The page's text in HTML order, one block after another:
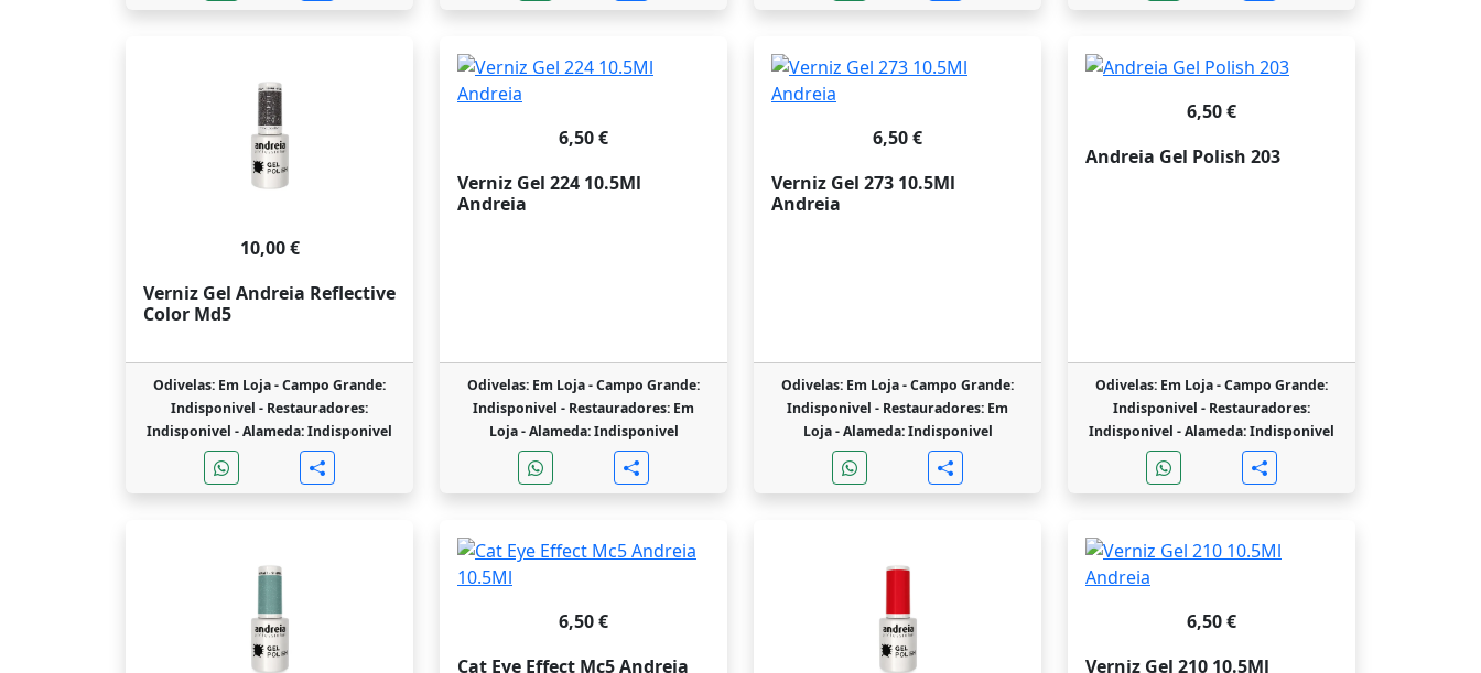
10,00 €
Verniz Gel Andreia Reflective
Color Md5
Odivelas: Em Loja -Campo Grande:
Indisponivel - Restauradores:
Indisponivel -Alameda: Indisponivel
6,50 €
Verniz Gel 224 10.5Ml
Andreia
Odivelas: Em Loja -Campo Grande:
Indisponivel - Restauradores: Em
Loja -Alameda: Indisponivel
6,50 €
Verniz Gel 273 10.5Ml
Andreia
Odivelas: Em Loja -Campo Grande:
Indisponivel - Restauradores: Em
Loja -Alameda: Indisponivel
6,50 €
Andreia Gel Polish 203
Odivelas: Em Loja -Campo Grande:
Indisponivel - Restauradores:
Indisponivel -Alameda: Indisponivel
6,50 €
Cat Eye Effect Mc5 Andreia
6,50 €
Verniz Gel 210 10.5Ml